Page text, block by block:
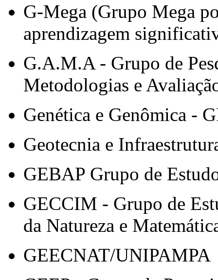
G-Mega (Grupo Mega
aprendizagem
G.A.M.A - Grupo de
Metodologias e
Genética e Genômica -
Geotecnia e
GEBAP Grupo de
GECCIM - Grupo de
da Natureza e
GEECNAT/UNIPAMPA